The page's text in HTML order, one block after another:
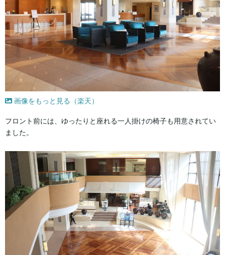
画像をもっと見る（楽天）
フロント前には、ゆったりと座れる一人掛けの椅子も用意されてい
ました。